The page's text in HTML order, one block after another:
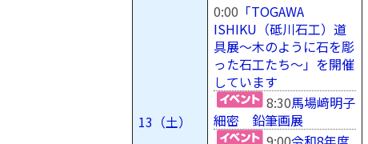
13（土）
0:00 「TOGAWA
ISHIKU（砥川石工）道
具展～木のように石を彫
った石工たち～」を開催
しています
8:30馬場﨑明子
細密 鉛筆画展